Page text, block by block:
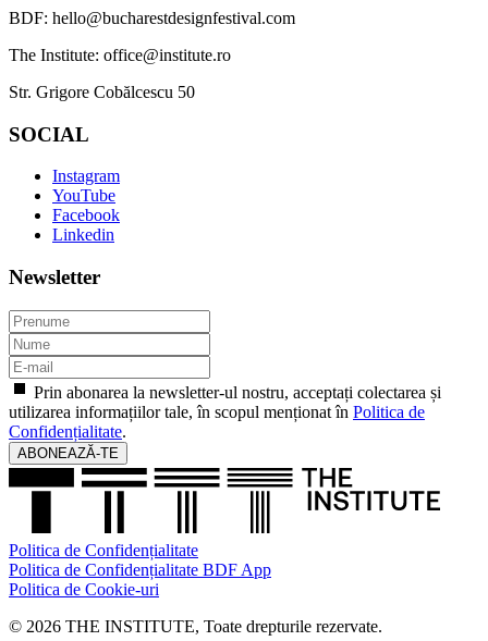
BDF: hello@bucharestdesignfestival.com
The Institute: office@institute.ro
Str. Grigore Cobălcescu 50
SOCIAL
Instagram
YouTube
Facebook
Linkedin
Newsletter
Prin abonarea la newsletter-ul nostru, acceptați colectarea și
utilizarea informațiilor tale, în scopul menționat în Politica de
Confidențialitate.
ABONEAZĂ-TE
Politica de Confidențialitate
Politica de Confidențialitate BDF App
Politica de Cookie-uri
© 2026 THE INSTITUTE, Toate drepturile rezervate.